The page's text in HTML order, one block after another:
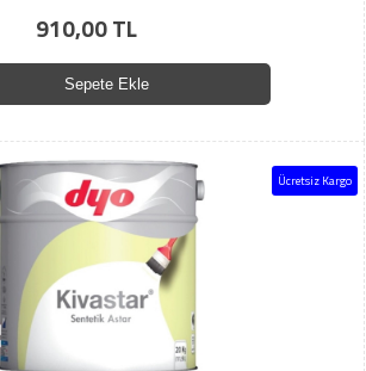
910,00 TL
Sepete Ekle
Ücretsiz Kargo